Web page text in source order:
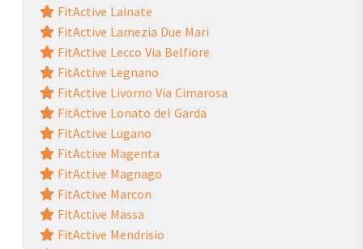
FitActive Lainate
FitActive Lamezia Due Mari
FitActive Lecco Via Belfiore
FitActive Legnano
FitActive Livorno Via Cimarosa
FitActive Lonato del Garda
FitActive Lugano
FitActive Magenta
FitActive Magnago
FitActive Marcon
FitActive Massa
FitActive Mendrisio